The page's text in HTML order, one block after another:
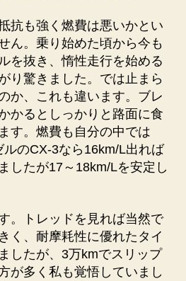
抗も強く燃費は悪いかとい
ん。乗り始めた頃から今も
を抜き、惰性走行を始める
り驚きました。では止まら
か、これも違います。ブレ
かるとしっかりと路面に食
す。燃費も自分の中では
のCX-3なら16km/L出れば
したが17～18km/Lを安定し
。トレッドを見れば当然で
く、耐摩耗性に優れたタイ
したが、3万kmでスリップ
が多く私も覚悟していまし